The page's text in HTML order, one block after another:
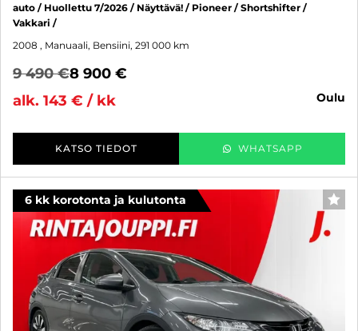
auto / Huollettu 7/2026 / Näyttävä! / Pioneer / Shortshifter /
Vakkari /
2008 , Manuaali, Bensiini, 291 000 km
9 490 €8 900 €
alk. 143 € / kk
oulu
KATSO TIEDOT WHATSAPP
6 kk korotonta ja kulutonta